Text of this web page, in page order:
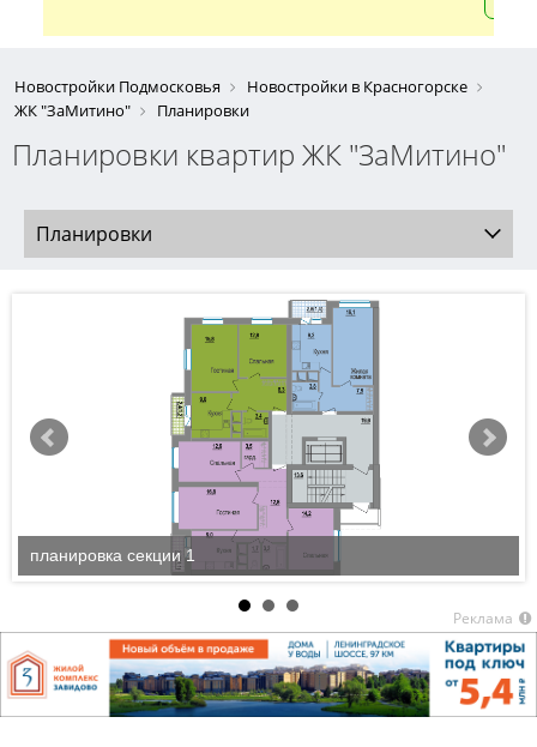
Новостройки Подмосковья
Новостройки в Красногорске
ЖК "ЗаМитино"
Планировки
Планировки квартир ЖК "ЗаМитино"
Планировки
планировка секции 1
Реклама